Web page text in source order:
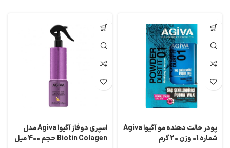
پودر حالت دهنده مو آگیوا Agiva
شماره 01 وزن 20 گرم
اسپری دوفاز آگیوا Agiva مدل
Biotin Colagen حجم 400 میل